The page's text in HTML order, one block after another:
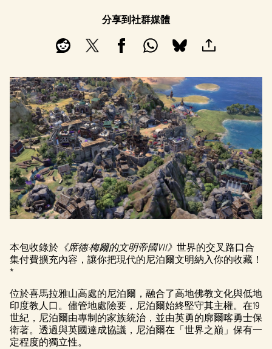
分享到社群媒體
本包收錄於 《席德·梅爾的文明帝國VII》 世界的交叉路口合
集付費擴充內容，讓你把現代的尼泊爾文明納入你的收藏！
*
位於喜馬拉雅山高處的尼泊爾，融合了高地佛教文化與低地
印度教人口。儘管地處險要，尼泊爾始終堅守其主權。在19
世紀，尼泊爾由專制的家族統治，並由英勇的廓爾喀勇士保
衛著。透過與英國達成協議，尼泊爾在「世界之巔」保有一
定程度的獨立性。